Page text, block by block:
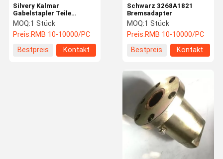
Videos Über Uns
Schwarz 3268A1821
Bremsadapter
MOQ:1 Stück
Preis:RMB 10-10000/PC
Bestpreis
Kontakt
Silvery Kalmar
Gabelstapler Teile
Schloss Hülle Stahl
Einfache Installation
Schadensfrei
MOQ:1 Stück
Preis:RMB 10-10000/PC
Bestpreis
Kontakt